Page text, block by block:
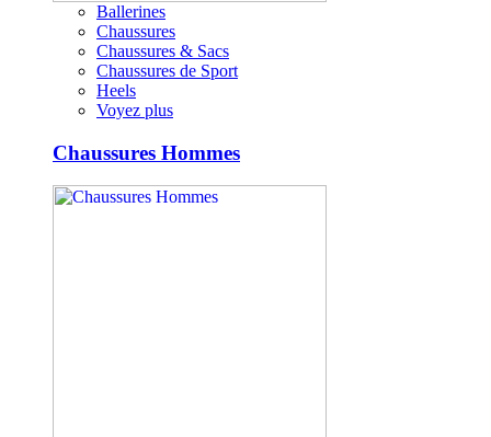
Ballerines
Chaussures
Chaussures & Sacs
Chaussures de Sport
Heels
Voyez plus
Chaussures Hommes